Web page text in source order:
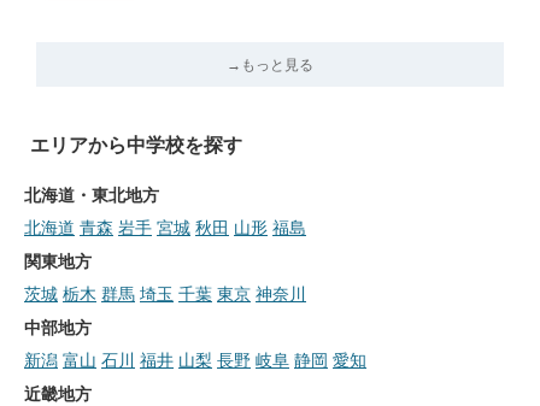
→もっと見る
エリアから中学校を探す
北海道・東北地方
北海道 青森 岩手 宮城 秋田 山形 福島
関東地方
茨城 栃木 群馬 埼玉 千葉 東京 神奈川
中部地方
新潟 富山 石川 福井 山梨 長野 岐阜 静岡 愛知
近畿地方